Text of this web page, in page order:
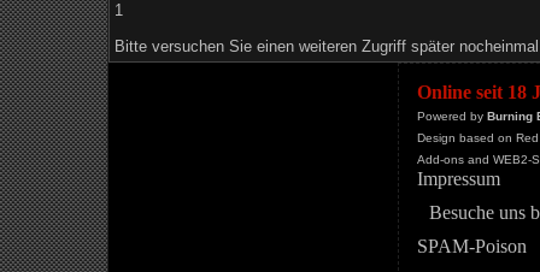
1
Bitte versuchen Sie einen weiteren Zugriff später
Online seit 18
Powered by Burning
Design based on
Add-ons and WEB2-
Impressum
Besuche uns
SPAM-Poison